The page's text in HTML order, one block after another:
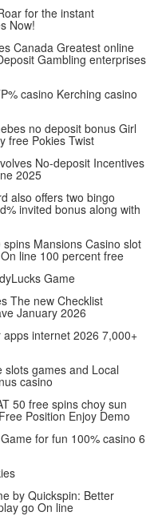
for the instant
Now!
Canada Greatest online
Gambling enterprises
casino Kerching casino
no deposit bonus Girl
free Pokies Twist
No-deposit Incentives
2025
also offers two bingo
invited bonus along with
Mansions Casino slot
line 100 percent free
Game
The new Checklist
January 2026
internet 2026 7,000+
slots games and Local
casino
50 free spins choy sun
Position Enjoy Demo
for fun 100% casino 6
by Quickspin: Better
go On line